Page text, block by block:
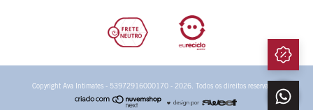
Copyright Ava Intimates - 53972916000170 - 2026. Todos os direitos reservados.